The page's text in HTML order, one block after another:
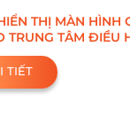
THỊ MÀN HÌNH
TRUNG TÂM ĐIỀU
TIẾT